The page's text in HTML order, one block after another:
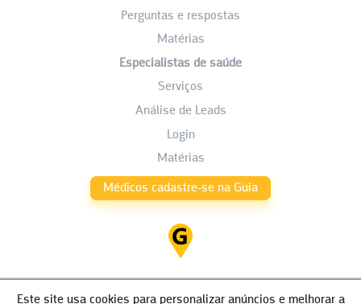
Perguntas e respostas
Matérias
Especialistas de saúde
Serviços
Análise de Leads
Login
Matérias
Médicos cadastre-se na Guia
Este site usa cookies para personalizar anúncios e melhorar a